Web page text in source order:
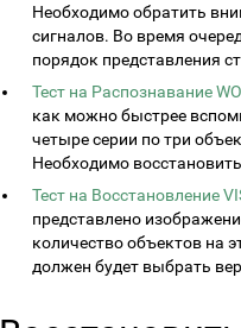
Необходимо обратить
сигналов. Во время
порядок представления
Тест на Распознавание
как можно быстрее
четыре серии по три
Необходимо
Тест на Восстановление
представлено
количество объектов на
должен будет выбрать